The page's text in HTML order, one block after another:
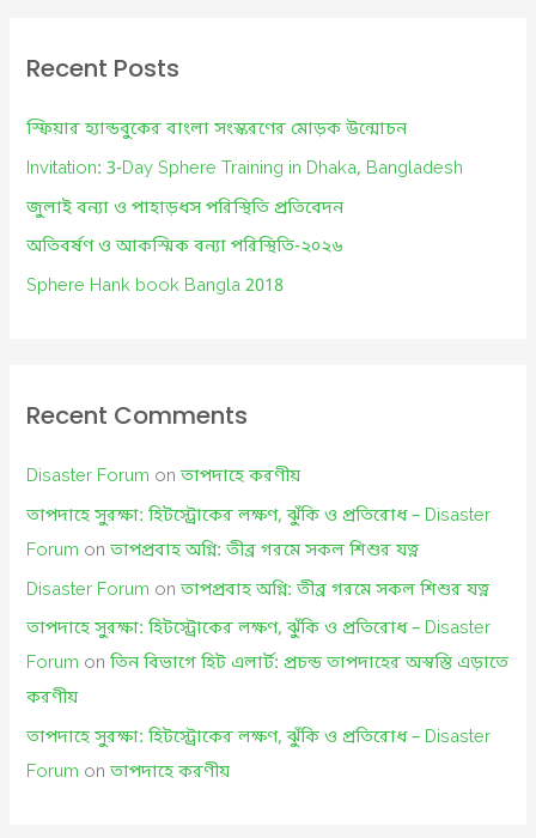
c
f
o
r
Recent Posts
স্ফিয়ার হ্যান্ডবুকের বাংলা সংস্করণের মোড়ক উন্মোচন
Invitation: 3-Day Sphere Training in Dhaka, Bangladesh
জুলাই বন্যা ও পাহাড়ধস পরিস্থিতি প্রতিবেদন
অতিবর্ষণ ও আকস্মিক বন্যা পরিস্থিতি-২০২৬
Sphere Hank book Bangla 2018
Recent Comments
Disaster Forum onতাপদাহে করণীয়
তাপদাহে সুরক্ষা: হিটস্ট্রোকের লক্ষণ, ঝুঁকি ও প্রতিরোধ – Disaster
Forum onতাপপ্রবাহ অগ্নি: তীব্র গরমে সকল শিশুর যত্ন
Disaster Forum onতাপপ্রবাহ অগ্নি: তীব্র গরমে সকল শিশুর যত্ন
তাপদাহে সুরক্ষা: হিটস্ট্রোকের লক্ষণ, ঝুঁকি ও প্রতিরোধ – Disaster
Forum onতিন বিভাগে হিট এলার্ট: প্রচন্ড তাপদাহের অস্বস্তি এড়াতে
করণীয়
তাপদাহে সুরক্ষা: হিটস্ট্রোকের লক্ষণ, ঝুঁকি ও প্রতিরোধ – Disaster
Forum onতাপদাহে করণীয়